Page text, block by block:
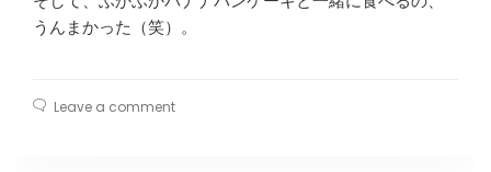
うんまかった（笑）。
Leave a comment